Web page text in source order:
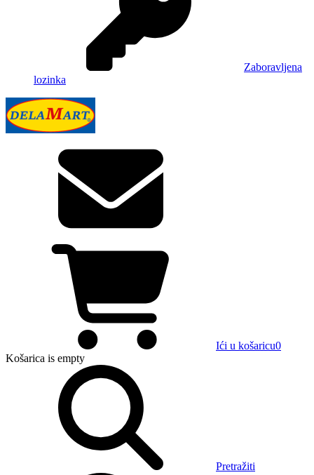
Zaboravljena
lozinka
Ići u košaricu0
Košarica is empty
Pretražiti